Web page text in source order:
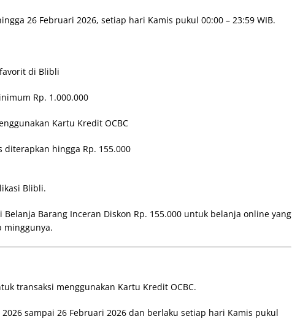
26 Februari 2026, setiap hari Kamis pukul 00:00 – 23:59 WIB.
di Blibli
Rp. 1.000.000
Kartu Kredit OCBC
diterapkan hingga Rp. 155.000
Blibli.
Belanja Barang Inceran Diskon Rp. 155.000 untuk belanja online yang
minggunya.
transaksi menggunakan Kartu Kredit OCBC.
sampai 26 Februari 2026 dan berlaku setiap hari Kamis pukul